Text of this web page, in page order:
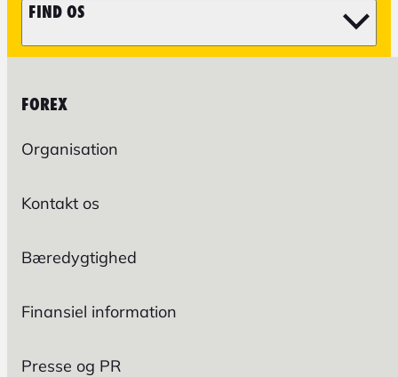
FIND OS
FOREX
Organisation
Kontakt os
Bæredygtighed
Finansiel information
Presse og PR